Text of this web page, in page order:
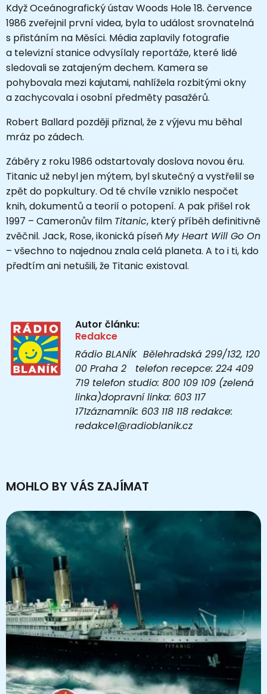
Když Oceánografický ústav Woods Hole 18. července
1986 zveřejnil první videa, byla to událost srovnatelná
s přistáním na Měsíci. Média zaplavily fotografie
a televizní stanice odvysílaly reportáže, které lidé
sledovali se zatajeným dechem. Kamera se
pohybovala mezi kajutami, nahlížela rozbitými okny
a zachycovala i osobní předměty pasažérů.
Robert Ballard později přiznal, že z výjevu mu běhal
mráz po zádech.
Záběry z roku 1986 odstartovaly doslova novou éru.
Titanic už nebyl jen mýtem, byl skutečný a vystřelil se
zpět do popkultury. Od té chvíle vzniklo nespočet
knih, dokumentů a teorií o potopení. A pak přišel rok
1997 – Cameronův film Titanic, který příběh definitivně
zvěčnil. Jack, Rose, ikonická píseň My Heart Will Go On
– všechno to najednou znala celá planeta. A to i ti, kdo
předtím ani netušili, že Titanic existoval.
Autor článku:
Redakce
Rádio BLANÍK Bělehradská 299/132, 120
00 Praha 2 telefon recepce: 224 409
719 telefon studio: 800 109 109 (zelená
linka)dopravní linka: 603 117
171záznamník: 603 118 118 redakce:
redakce1@radioblanik.cz
MOHLO BY VÁS ZAJÍMAT